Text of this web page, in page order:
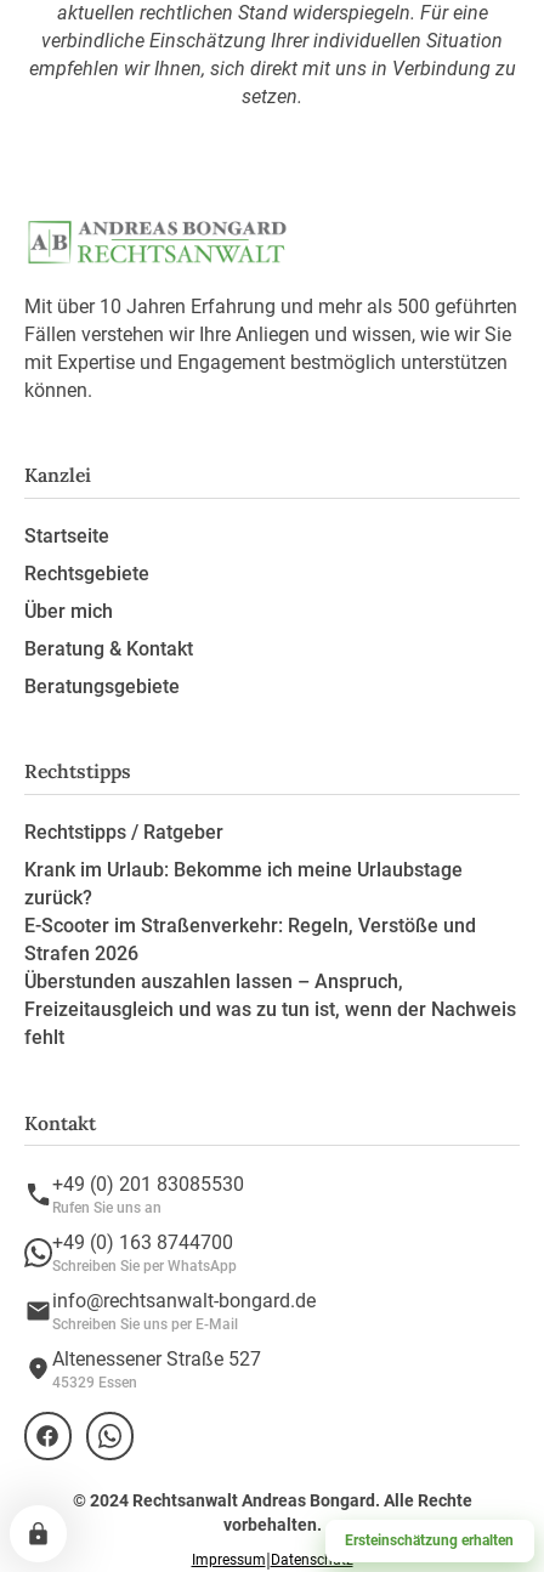
Ersteinschätzung erhalten
aktuellen rechtlichen Stand widerspiegeln. Für eine
verbindliche Einschätzung Ihrer individuellen Situation
empfehlen wir Ihnen, sich direkt mit uns in Verbindung zu
setzen.
Mit über 10 Jahren Erfahrung und mehr als 500 geführten
Fällen verstehen wir Ihre Anliegen und wissen, wie wir Sie
mit Expertise und Engagement bestmöglich unterstützen
können.
Kanzlei
Startseite
Rechtsgebiete
Über mich
Beratung & Kontakt
Beratungsgebiete
Rechtstipps
Rechtstipps / Ratgeber
Krank im Urlaub: Bekomme ich meine Urlaubstage
zurück?
E-Scooter im Straßenverkehr: Regeln, Verstöße und
Strafen 2026
Überstunden auszahlen lassen – Anspruch,
Freizeitausgleich und was zu tun ist, wenn der Nachweis
fehlt
Kontakt
+49 (0) 201 83085530
Rufen Sie uns an
+49 (0) 163 8744700
Schreiben Sie per WhatsApp
info@rechtsanwalt-bongard.de
Schreiben Sie uns per E-Mail
Altenessener Straße 527
45329 Essen
© 2024 Rechtsanwalt Andreas Bongard. Alle Rechte
vorbehalten.
Impressum|Datenschutz